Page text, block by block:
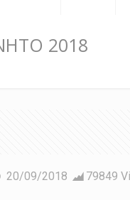
2018
20/09/2018 79849